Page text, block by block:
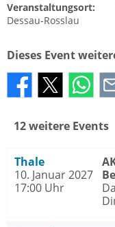
Veranstaltungsort:
Dessau-Rosslau
Dieses Event
12 weitere Events
Thale
10. Januar 2027
17:00 Uhr